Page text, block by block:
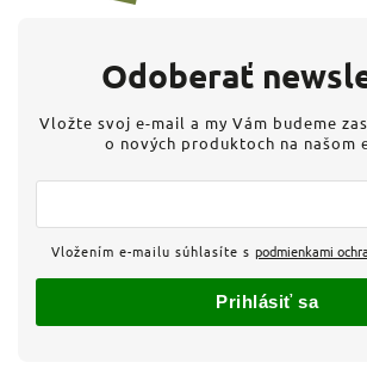
Odoberať
Vložte svoj e-mail a my Vám budeme
o nových produktoch na našom
Vložením e-mailu súhlasíte s podmienkami
Prihlásiť sa